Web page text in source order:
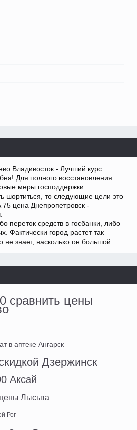
Владивосток - Лучший курс
Для полного восстановления
меры господдержки.
шортиться, то следующие цели это
цена Днепропетровск -
переток средств в госбанки, либо
Фактически город растет так
не знает, насколько он большой.
сравнить цены
в аптеке Ангарск
Дзержинск
Аксай
Лысьва
Рог